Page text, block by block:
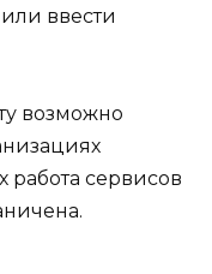
ввести
возможно
работа сервисов